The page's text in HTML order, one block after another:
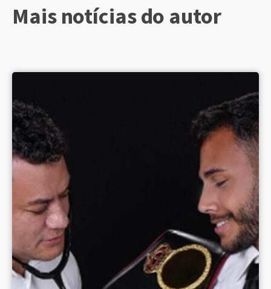
Mais notícias do autor